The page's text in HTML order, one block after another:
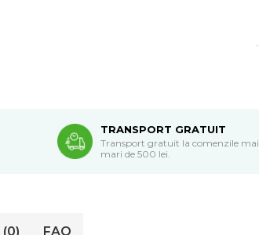
TRANSPORT GRATUIT
Transport gratuit la comenzile mai
mari de 500 lei.
(0) FAQ